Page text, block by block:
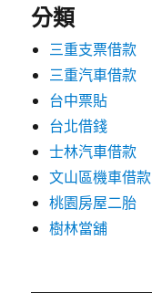
分類
三重支票借款
三重汽車借款
台中票貼
台北借錢
士林汽車借款
文山區機車借款
桃園房屋二胎
樹林當舖